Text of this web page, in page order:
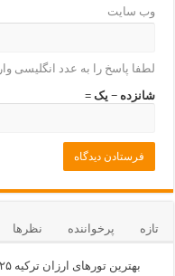
وب‌ سایت
لطفا پاسخ را به عدد انگلیسی
شانزده − یک =
تازه پرخواننده نظرها
بهترین تورهای ارزان ترکیه ۲۰۲۵